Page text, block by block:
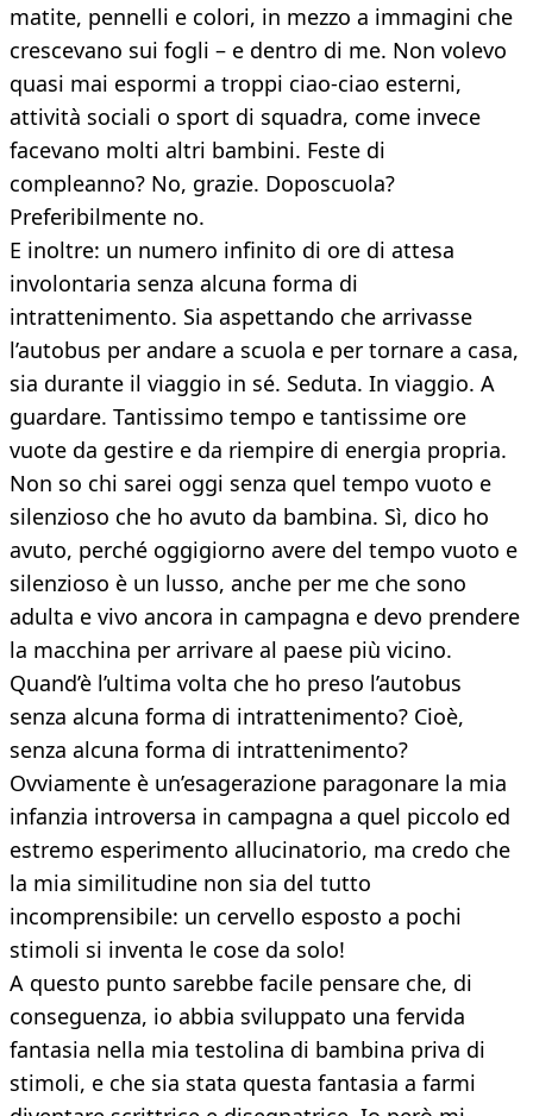
matite, pennelli e colori, in mezzo a immagini che
crescevano sui fogli – e dentro di me. Non volevo
quasi mai espormi a troppi ciao-ciao esterni,
attività sociali o sport di squadra, come invece
facevano molti altri bambini. Feste di
compleanno? No, grazie. Doposcuola?
Preferibilmente no.
E inoltre: un numero infinito di ore di attesa
involontaria senza alcuna forma di
intrattenimento. Sia aspettando che arrivasse
l’autobus per andare a scuola e per tornare a casa,
sia durante il viaggio in sé. Seduta. In viaggio. A
guardare. Tantissimo tempo e tantissime ore
vuote da gestire e da riempire di energia propria.
Non so chi sarei oggi senza quel tempo vuoto e
silenzioso che ho avuto da bambina. Sì, dico ho
avuto, perché oggigiorno avere del tempo vuoto e
silenzioso è un lusso, anche per me che sono
adulta e vivo ancora in campagna e devo prendere
la macchina per arrivare al paese più vicino.
Quand’è l’ultima volta che ho preso l’autobus
senza alcuna forma di intrattenimento? Cioè,
senza alcuna forma di intrattenimento?
Ovviamente è un’esagerazione paragonare la mia
infanzia introversa in campagna a quel piccolo ed
estremo esperimento allucinatorio, ma credo che
la mia similitudine non sia del tutto
incomprensibile: un cervello esposto a pochi
stimoli si inventa le cose da solo!
A questo punto sarebbe facile pensare che, di
conseguenza, io abbia sviluppato una fervida
fantasia nella mia testolina di bambina priva di
stimoli, e che sia stata questa fantasia a farmi